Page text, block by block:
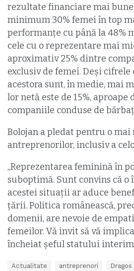
rezultate financiare mai
minimum 30% femei în top
performanţe cu până la 48%
cele cu o reprezentare mai
aproximativ 25% dintre
exclusiv de femei. Deşi cifrele
acestora sunt, în medie, mai
lor netă este de 15%, aproape
companiile conduse de bărbaţi
Bolojan a pledat pentru o
antreprenorilor, inclusiv a
„Reprezentarea feminină în
suboptimă. Sunt convins că
acestei situaţii ar aduce
ţării. Politica românească,
domenii, are nevoie de
femeilor. Vă invit să vă
încheiat şeful statului
Actualitate antreprenori